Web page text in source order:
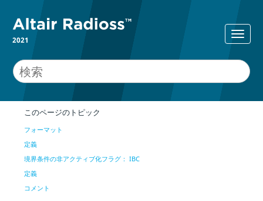
2021
このページのトピック
フォーマット
定義
境界条件の非アクティブ化フラグ： IBC
定義
コメント